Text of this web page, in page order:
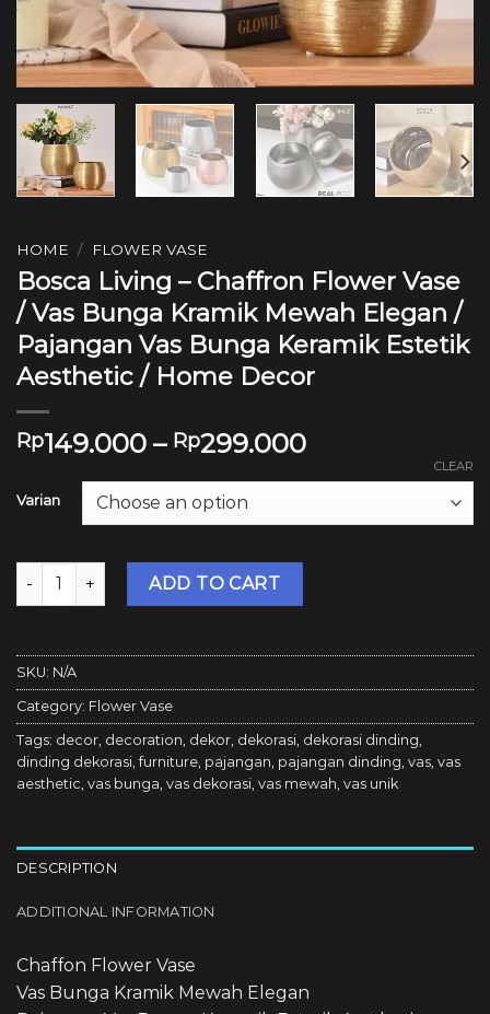
HOME / FLOWER VASE
Bosca Living – Chaffron Flower Vase
/ Vas Bunga Kramik Mewah Elegan /
Pajangan Vas Bunga Keramik Estetik
Aesthetic / Home Decor
Rp149.000 – Rp299.000
Varian
CLEAR
Bosca Living - Chaffron Flower Vase / Vas Bunga Kramik
ADD TO CART
SKU: N/A
Category: Flower Vase
Tags: decor decoration dekor dekorasi dekorasi dinding
dinding dekorasi ,furniture pajangan pajangan dinding vas vas
aesthetic vas bunga vas dekorasi vas mewah vas unik
DESCRIPTION
ADDITIONAL INFORMATION
Chaffon Flower Vase
Vas Bunga Kramik Mewah Elegan